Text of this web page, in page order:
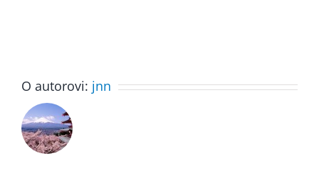
O autorovi: jnn